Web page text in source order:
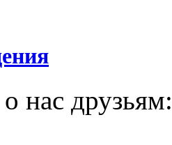
нас друзьям: